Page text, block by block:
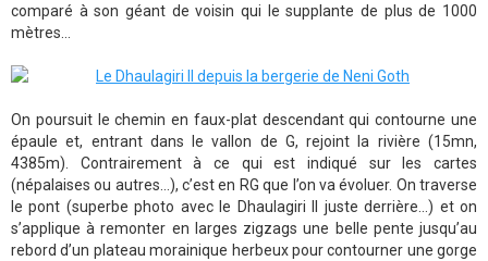
comparé à son géant de voisin qui le supplante de plus de 1000
mètres…
On poursuit le chemin en faux-plat descendant qui contourne une
épaule et, entrant dans le vallon de G, rejoint la rivière (15mn,
4385m). Contrairement à ce qui est indiqué sur les cartes
(népalaises ou autres…), c’est en RG que l’on va évoluer. On traverse
le pont (superbe photo avec le Dhaulagiri II juste derrière…) et on
s’applique à remonter en larges zigzags une belle pente jusqu’au
rebord d’un plateau morainique herbeux pour contourner une gorge